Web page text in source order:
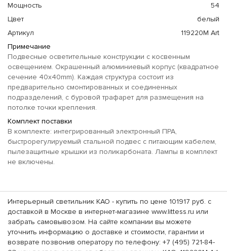
Мощность
54
Цвет
белый
Артикул
119220M Art
Примечание
Подвесные осветительные конструкции с косвенным
освещением. Окрашенный алюминиевый корпус (квадратное
сечение 40x40mm). Каждая структура состоит из
предварительно смонтированных и соединенных
подразделений, с буровой трафарет для размещения на
потолке точки крепления.
Комплект поставки
В комплекте: интегрированный электронный ПРА,
быстрорегулируемый стальной подвес с питающим кабелем,
пылезащитные крышки из поликарбоната. Лампы в комплект
не включены.
Интерьерный светильник KAO - купить по цене 101917 руб. с
доставкой в Москве в интернет-магазине www.littess.ru или
забрать самовывозом. На сайте компании вы можете
уточнить информацию о доставке и стоимости, гарантии и
возврате позвонив оператору по телефону: +7 (495) 721-84-